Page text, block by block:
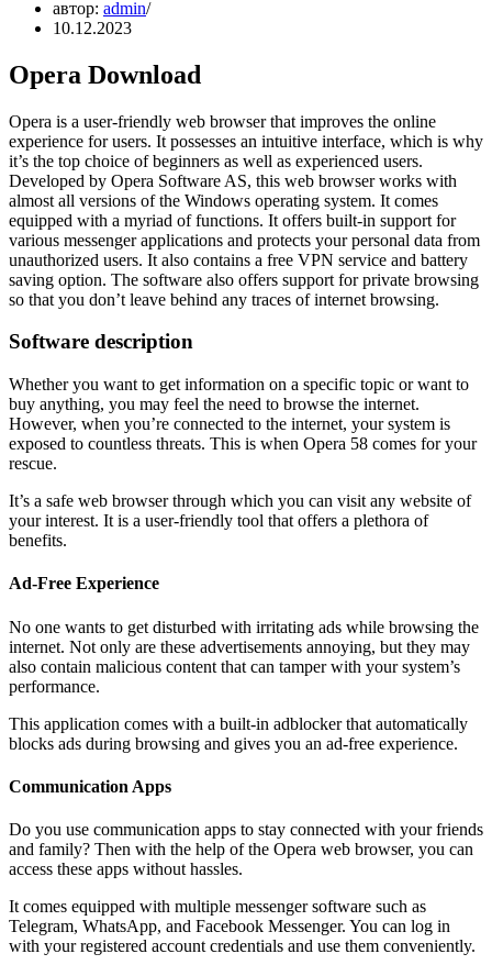
автор: admin
10.12.2023
Opera Download
Opera is a user-friendly web browser that improves the online
experience for users. It possesses an intuitive interface, which is why
it’s the top choice of beginners as well as experienced users.
Developed by Opera Software AS, this web browser works with
almost all versions of the Windows operating system. It comes
equipped with a myriad of functions. It offers built-in support for
various messenger applications and protects your personal data from
unauthorized users. It also contains a free VPN service and battery
saving option. The software also offers support for private browsing
so that you don’t leave behind any traces of internet browsing.
Software description
Whether you want to get information on a specific topic or want to
buy anything, you may feel the need to browse the internet.
However, when you’re connected to the internet, your system is
exposed to countless threats. This is when Opera 58 comes for your
rescue.
It’s a safe web browser through which you can visit any website of
your interest. It is a user-friendly tool that offers a plethora of
benefits.
Ad-Free Experience
No one wants to get disturbed with irritating ads while browsing the
internet. Not only are these advertisements annoying, but they may
also contain malicious content that can tamper with your system’s
performance.
This application comes with a built-in adblocker that automatically
blocks ads during browsing and gives you an ad-free experience.
Communication Apps
Do you use communication apps to stay connected with your friends
and family? Then with the help of the Opera web browser, you can
access these apps without hassles.
It comes equipped with multiple messenger software such as
Telegram, WhatsApp, and Facebook Messenger. You can log in
with your registered account credentials and use them conveniently.